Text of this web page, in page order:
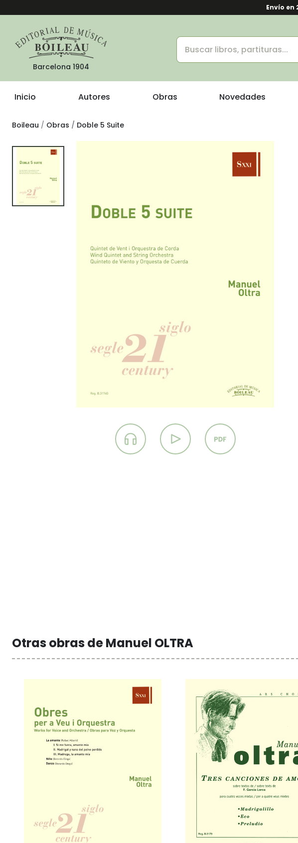
Envío
Barcelona 1904
Inicio Autores Obras Novedades
Boileau Obras Doble 5 Suite
Otras obras de Manuel OLTRA